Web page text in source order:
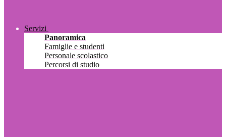
Servizi
Panoramica
Famiglie e studenti
Personale scolastico
Percorsi di studio